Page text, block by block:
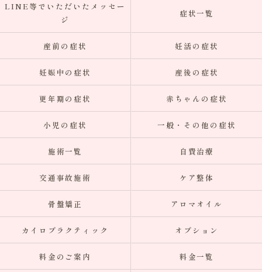
LINE等でいただいたメッセー
ジ
症状一覧
産前の症状 妊活の症状
妊娠中の症状 産後の症状
更年期の症状 赤ちゃんの症状
小児の症状 一般・その他の症状
施術一覧 自費治療
交通事故施術 ケア整体
骨盤矯正 アロマオイル
カイロプラクティック オプション
料金のご案内 料金一覧